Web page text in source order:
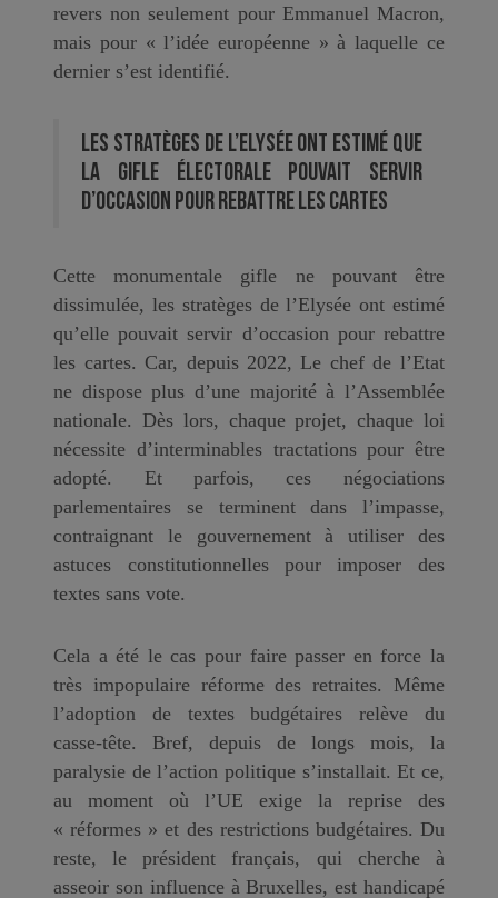
revers non seulement pour Emmanuel Macron,
mais pour « l’idée européenne » à laquelle ce
dernier s’est identifié.
Les stratèges de l’Elysée ont estimé que
la gifle électorale pouvait servir
d’occasion pour rebattre les cartes
Cette monumentale gifle ne pouvant être
dissimulée, les stratèges de l’Elysée ont estimé
qu’elle pouvait servir d’occasion pour rebattre
les cartes. Car, depuis 2022, Le chef de l’Etat
ne dispose plus d’une majorité à l’Assemblée
nationale. Dès lors, chaque projet, chaque loi
nécessite d’interminables tractations pour être
adopté. Et parfois, ces négociations
parlementaires se terminent dans l’impasse,
contraignant le gouvernement à utiliser des
astuces constitutionnelles pour imposer des
textes sans vote.
Cela a été le cas pour faire passer en force la
très impopulaire réforme des retraites. Même
l’adoption de textes budgétaires relève du
casse-tête. Bref, depuis de longs mois, la
paralysie de l’action politique s’installait. Et ce,
au moment où l’UE exige la reprise des
« réformes » et des restrictions budgétaires. Du
reste, le président français, qui cherche à
asseoir son influence à Bruxelles, est handicapé